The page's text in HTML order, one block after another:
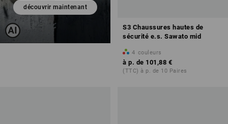
découvrir maintenant
S3 Chaussures hautes de
sécurité e.s. Sawato mid
4 couleurs
à p. de 101,88 €
(TTC) à p. de 10 Paires